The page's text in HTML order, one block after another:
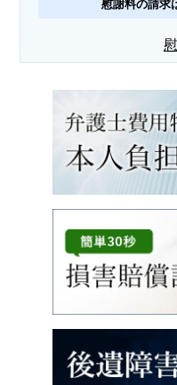
慰謝料の請求